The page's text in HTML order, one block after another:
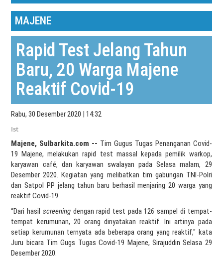
MAJENE
Rapid Test Jelang Tahun
Baru, 20 Warga Majene
Reaktif Covid-19
Rabu, 30 Desember 2020 | 14:32
Ist
Majene, Sulbarkita.com -- Tim Gugus Tugas Penanganan Covid-
19 Majene, melakukan rapid test massal kepada pemilik warkop,
karyawan café, dan karyawan swalayan pada Selasa malam, 29
Desember 2020. Kegiatan yang melibatkan tim gabungan TNI-Polri
dan Satpol PP jelang tahun baru berhasil menjaring 20 warga yang
reaktif Covid-19.
“Dari hasil screeningdengan rapid test pada 126 sampel di tempat-
tempat kerumunan, 20 orang dinyatakan reaktif. Ini artinya pada
setiap kerumunan ternyata ada beberapa orang yang reaktif," kata
Juru bicara Tim Gugs Tugas Covid-19 Majene, Sirajuddin Selasa 29
Desember 2020.